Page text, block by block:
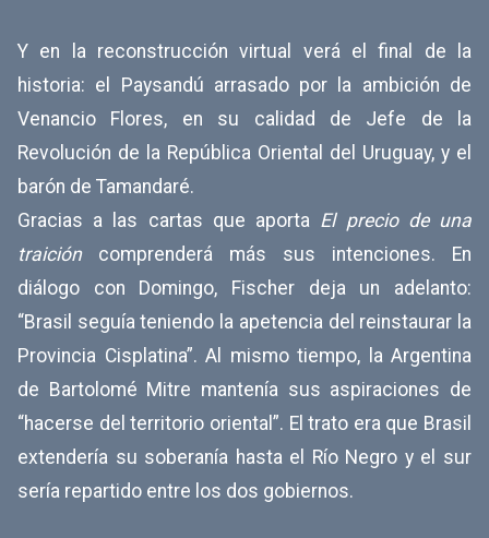
Y en la reconstrucción virtual verá el final de la
historia: el Paysandú arrasado por la ambición de
Venancio Flores, en su calidad de Jefe de la
Revolución de la República Oriental del Uruguay, y el
barón de Tamandaré.
Gracias a las cartas que aporta El precio de una
traición comprenderá más sus intenciones. En
diálogo con Domingo, Fischer deja un adelanto:
“Brasil seguía teniendo la apetencia del reinstaurar la
Provincia Cisplatina”. Al mismo tiempo, la Argentina
de Bartolomé Mitre mantenía sus aspiraciones de
“hacerse del territorio oriental”. El trato era que Brasil
extendería su soberanía hasta el Río Negro y el sur
sería repartido entre los dos gobiernos.